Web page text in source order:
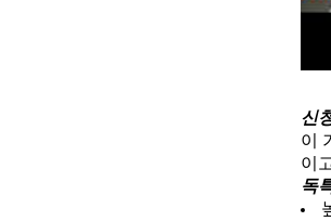
신
이
이
독